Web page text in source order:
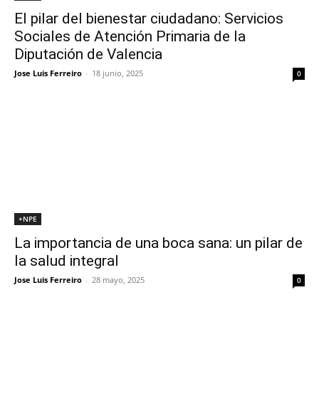
El pilar del bienestar ciudadano: Servicios
Sociales de Atención Primaria de la
Diputación de Valencia
Jose Luis Ferreiro - 18 junio, 2025 0
+NPE
La importancia de una boca sana: un pilar de
la salud integral
Jose Luis Ferreiro - 28 mayo, 2025 0